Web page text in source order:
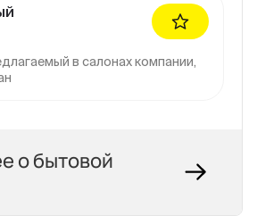
в салонах компании,
о бытовой